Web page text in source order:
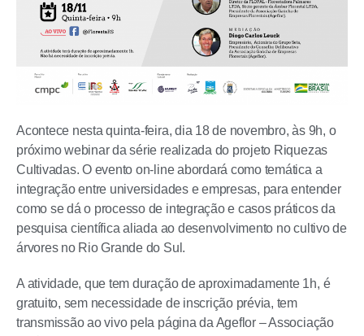
Acontece nesta quinta-feira, dia 18 de novembro, às 9h, o
próximo webinar da série realizada do projeto Riquezas
Cultivadas. O evento on-line abordará como temática a
integração entre universidades e empresas, para entender
como se dá o processo de integração e casos práticos da
pesquisa científica aliada ao desenvolvimento no cultivo de
árvores no Rio Grande do Sul.
A atividade, que tem duração de aproximadamente 1h, é
gratuito, sem necessidade de inscrição prévia, tem
transmissão ao vivo pela página da Ageflor – Associação